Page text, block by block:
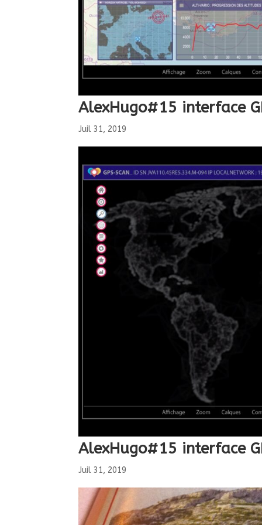
AlexHugo#15 interface
Juil 31, 2019
AlexHugo#15 interface
Juil 31, 2019